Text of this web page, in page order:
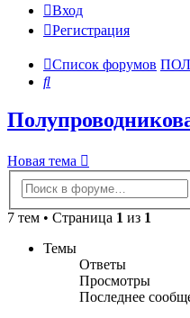
Вход
Регистрация
Список форумов
Поиск
Новая тема
7 тем • Страница 1 из 1
Темы
Ответы
Просмотры
Последнее